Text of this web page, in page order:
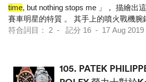
time, but nothing stops me 」， 描繪出
賽車明星的特質 。 其手上的噴火戰機腕
符合詞目： 2 - 記分 16 - 17 Aug
105. PATEK